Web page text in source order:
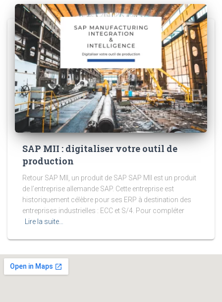
SAP MII : digitaliser votre outil de
production
Retour SAP MII, un produit de SAP SAP MII est un produit
de l’entreprise allemande SAP. Cette entreprise est
historiquement célèbre pour ses ERP à destination des
entreprises industrielles : ECC et S/4. Pour compléter
Lire la suite…